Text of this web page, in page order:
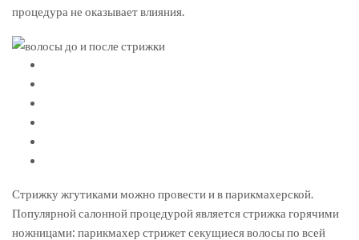
процедура не оказывает влияния.
Стрижку жгутиками можно провести и в парикмахерской.
Популярной салонной процедурой является стрижка горячими
ножницами: парикмахер стрижет секущиеся волосы по всей